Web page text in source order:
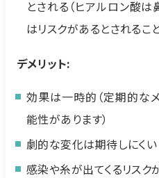
とされる（ヒアルロン酸
はリスクがあるとされるこ
デメリット:
効果は一時的（定期的な
能性があります）
劇的な変化は期待しにくい
感染や糸が出てくるリスク